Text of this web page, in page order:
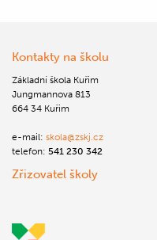
Kontakty na školu
Základní škola Kuřim
Jungmannova 813
664 34 Kuřim
e-mail: skola@zskj.cz
telefon: 541 230 342
Zřizovatel školy